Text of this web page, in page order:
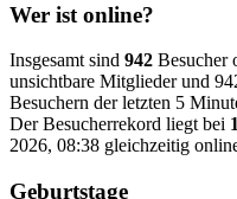
Wer ist online?
Insgesamt sind 942 Besucher
unsichtbare Mitglieder und
Besuchern der letzten 5
Der Besucherrekord liegt bei
2026, 08:38 gleichzeitig
Geburtstage